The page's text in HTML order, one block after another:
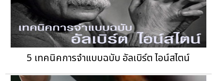
5 เทคนิคการจำแบบฉบับ อัลเบิร์ต ไอน์สไตน์